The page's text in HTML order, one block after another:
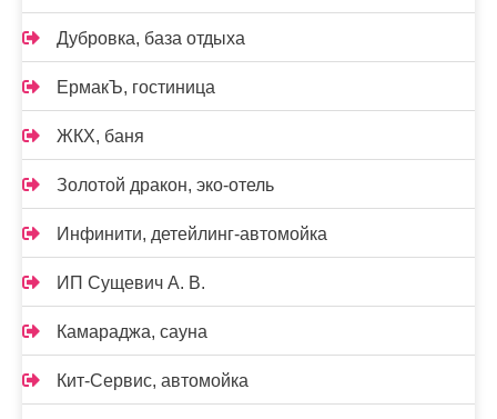
Дубровка, база отдыха
ЕрмакЪ, гостиница
ЖКХ, баня
Золотой дракон, эко-отель
Инфинити, детейлинг-автомойка
ИП Сущевич А. В.
Камараджа, сауна
Кит-Сервис, автомойка